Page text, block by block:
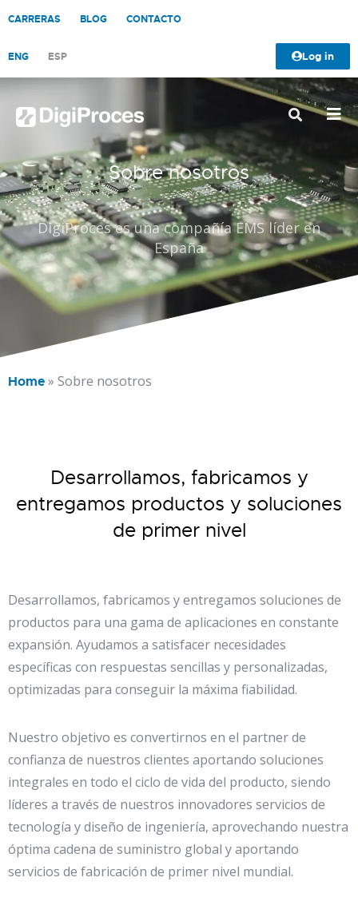
CARRERAS BLOG CONTACTO
ENG ESP Log in
Sobre nosotros
DigiProces es una compañía EMS líder en
España
Home» Sobre nosotros
Desarrollamos, fabricamos y
entregamos productos y soluciones
de primer nivel
Desarrollamos, fabricamos y entregamos soluciones de
productos para una gama de aplicaciones en constante
expansión. Ayudamos a satisfacer necesidades
específicas con respuestas sencillas y personalizadas,
optimizadas para conseguir la máxima fiabilidad.
Nuestro objetivo es convertirnos en el partner de
confianza de nuestros clientes aportando soluciones
integrales en todo el ciclo de vida del producto, siendo
líderes a través de nuestros innovadores servicios de
tecnología y diseño de ingeniería, aprovechando nuestra
óptima cadena de suministro global y aportando
servicios de fabricación de primer nivel mundial.